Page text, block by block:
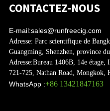
CONTACTEZ-NOUS
E-mail:sales@runfreecig.com
Adresse: Parc scientifique de
Guangming, Shenzhen, province
Adresse:Bureau 1406B, 14e étage,
721-725, Nathan Road, Mongkok,
WhatsApp :+86 13421847163